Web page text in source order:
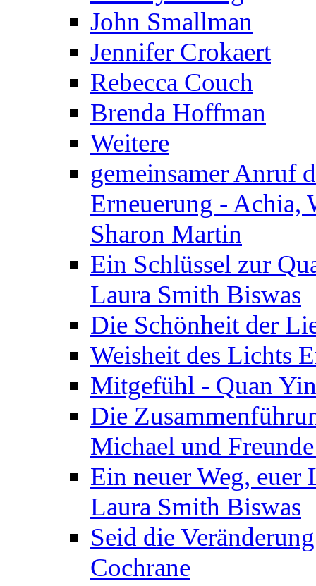
John Smallman
Jennifer Crokaert
Rebecca Couch
Brenda Hoffman
Weitere
gemeinsamer Anruf
Erneuerung - Achia,
Sharon Martin
Ein Schlüssel zur
Laura Smith Biswas
Die Schönheit der
Weisheit des Lichts
Mitgefühl - Quan
Die
Michael und
Ein neuer Weg, euer
Laura Smith Biswas
Seid die
Cochrane